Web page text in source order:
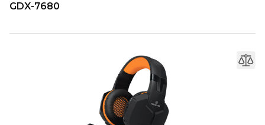
GDX-7680